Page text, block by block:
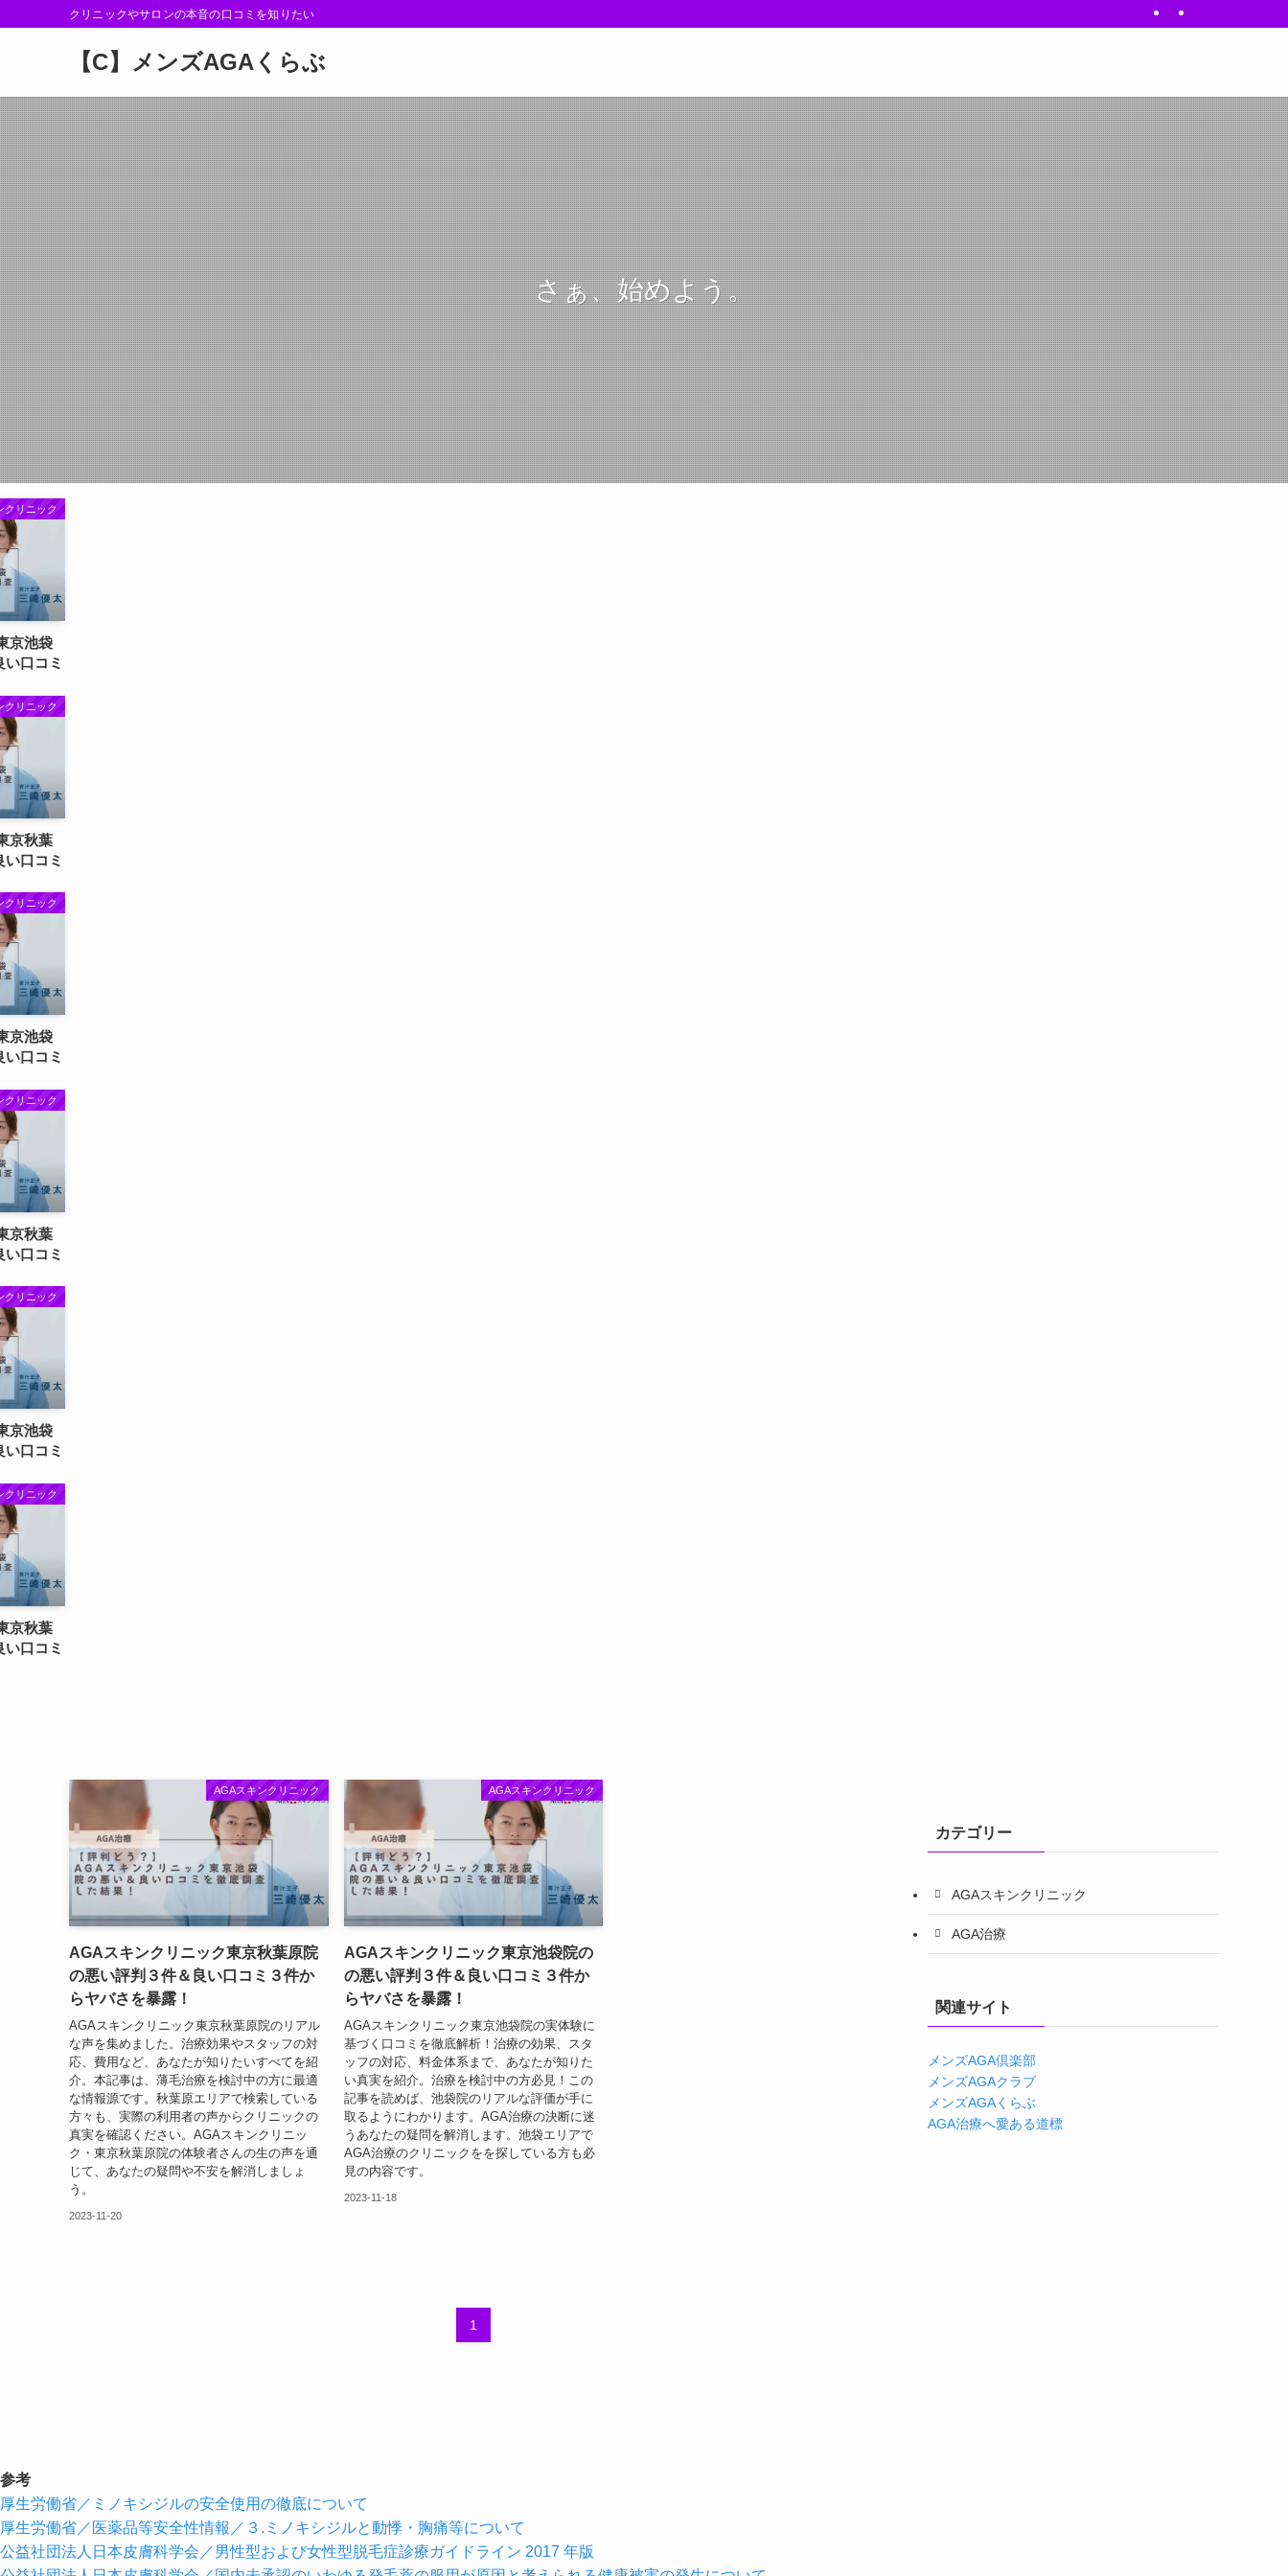
クリニックやサロンの本音の口コミを知りたい
【C】メンズAGAくらぶ
さぁ、始めよう。
リニック
池袋
口コミ
リニック
秋葉
口コミ
リニック
池袋
口コミ
リニック
秋葉
口コミ
リニック
池袋
口コミ
リニック
秋葉
口コミ
AGAスキンクリニック
AGAスキンクリニック東京秋葉原院
の悪い評判３件＆良い口コミ３件か
らヤバさを暴露！
AGAスキンクリニック東京秋葉原院のリアル
な声を集めました。治療効果やスタッフの対
応、費用など、あなたが知りたいすべてを紹
介。本記事は、薄毛治療を検討中の方に最適
な情報源です。秋葉原エリアで検索している
方々も、実際の利用者の声からクリニックの
真実を確認ください。AGAスキンクリニッ
ク・東京秋葉原院の体験者さんの生の声を通
じて、あなたの疑問や不安を解消しましょ
う。
2023-11-20
AGAスキンクリニック
AGAスキンクリニック東京池袋院の
の悪い評判３件＆良い口コミ３件か
らヤバさを暴露！
AGAスキンクリニック東京池袋院の実体験に
基づく口コミを徹底解析！治療の効果、スタ
ッフの対応、料金体系まで、あなたが知りた
い真実を紹介。治療を検討中の方必見！この
記事を読めば、池袋院のリアルな評価が手に
取るようにわかります。AGA治療の決断に迷
うあなたの疑問を解消します。池袋エリアで
AGA治療のクリニックをを探している方も必
見の内容です。
2023-11-18
1
カテゴリー
AGAスキンクリニック
AGA治療
関連サイト
メンズAGA倶楽部
メンズAGAクラブ
メンズAGAくらぶ
AGA治療へ愛ある道標
参考
厚生労働省／ミノキシジルの安全使用の徹底について
厚生労働省／医薬品等安全性情報／３.ミノキシジルと動悸・胸痛等について
公益社団法人日本皮膚科学会／男性型および女性型脱毛症診療ガイドライン 2017 年版